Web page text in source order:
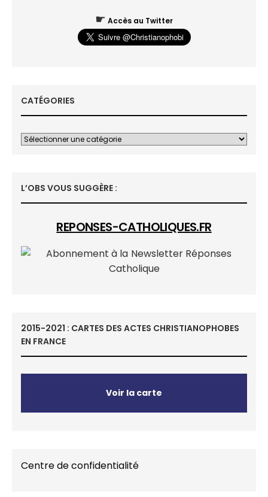
☛ Accès au Twitter
CATÉGORIES
L’OBS VOUS SUGGÈRE :
REPONSES-CATHOLIQUES.FR
2015-2021 : CARTES DES ACTES CHRISTIANOPHOBES
EN FRANCE
Voir la carte
Centre de confidentialité